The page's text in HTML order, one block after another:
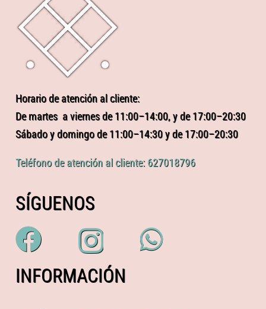
Horario de atención al cliente:
De martes a viernes de 11:00–14:00, y de 17:00–20:30
Sábado y domingo de 11:00–14:30 y de 17:00–20:30
Teléfono de atención al cliente: 627018796
SÍGUENOS
INFORMACIÓN